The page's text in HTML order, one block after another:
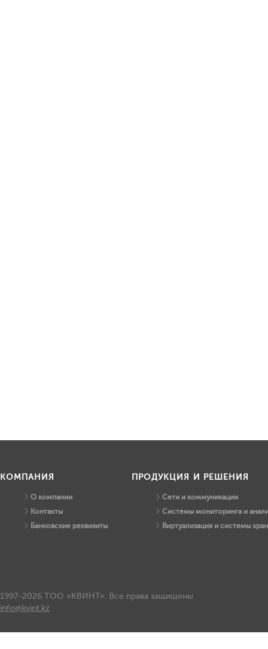
КОМПАНИЯ
О компании
Контакты
Банковские реквизиты
ПРОДУКЦИЯ И РЕШЕНИЯ
Сети и коммуникации
Системы мониторинга и
Виртуализация и системы
1997-2026 ТОО «КВИНТ». Все права защищены
info@kvint.kz